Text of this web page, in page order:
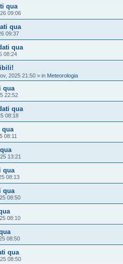
qua
09:06
qua
09:37
qua
08:24
2025 21:50 » in Meteorologia
qua
22:52
qua
08:18
qua
08:11
13:21
qua
08:13
qua
08:50
08:10
08:50
qua
08:50